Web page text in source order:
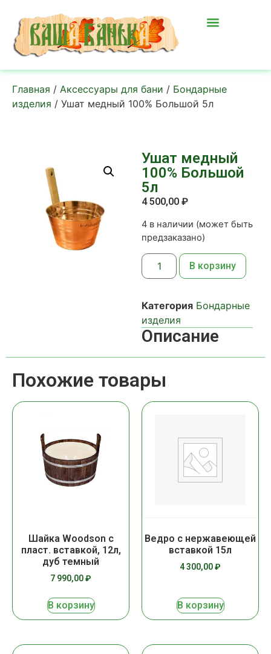
Главная / Аксессуары для бани / Бондарные
изделия / Ушат медный 100% Большой 5л
Ушат медный
100% Большой
5л
4 500,00 ₽
4 в наличии (может быть
предзаказано)
В корзину
Категория Бондарные
изделия
Описание
Похожие товары
Шайка Woodson с
пласт. вставкой, 12л,
дуб темный
7 990,00₽
В корзину
Ведро с нержавеющей
вставкой 15л
4 300,00₽
В корзину